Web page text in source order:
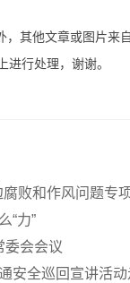
，其他文章或图片来
进行处理，谢谢。
败和作风问题专
“力”
委会会议
安全巡回宣讲活